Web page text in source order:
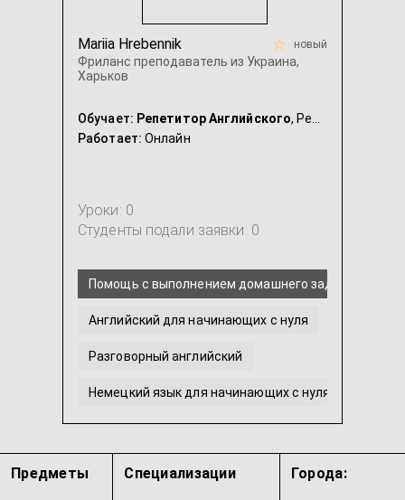
Mariia Hrebennik
Фриланс преподаватель из Украина,
Харьков
новый
Обучает: Репетитор Английского, Репетитор Немецкого
Работает: Онлайн
Уроки: 0
Студенты подали заявки: 0
Помощь с выполнением домашнего задания по
Английский для начинающих с нуля
Разговорный английский
Немецкий язык для начинающих с нуля
Test DaF
Интенсивный английский
Предметы Специализации Города: